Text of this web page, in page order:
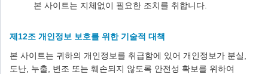
본 사이트는 지체없이 필요한 조치를 취합니다.
제12조 개인정보 보호를 위한 기술적 대책
본 사이트는 귀하의 개인정보를 취급함에 있어 개인정보가 분실,
도난, 누출, 변조 또는 훼손되지 않도록 안전성 확보를 위하여